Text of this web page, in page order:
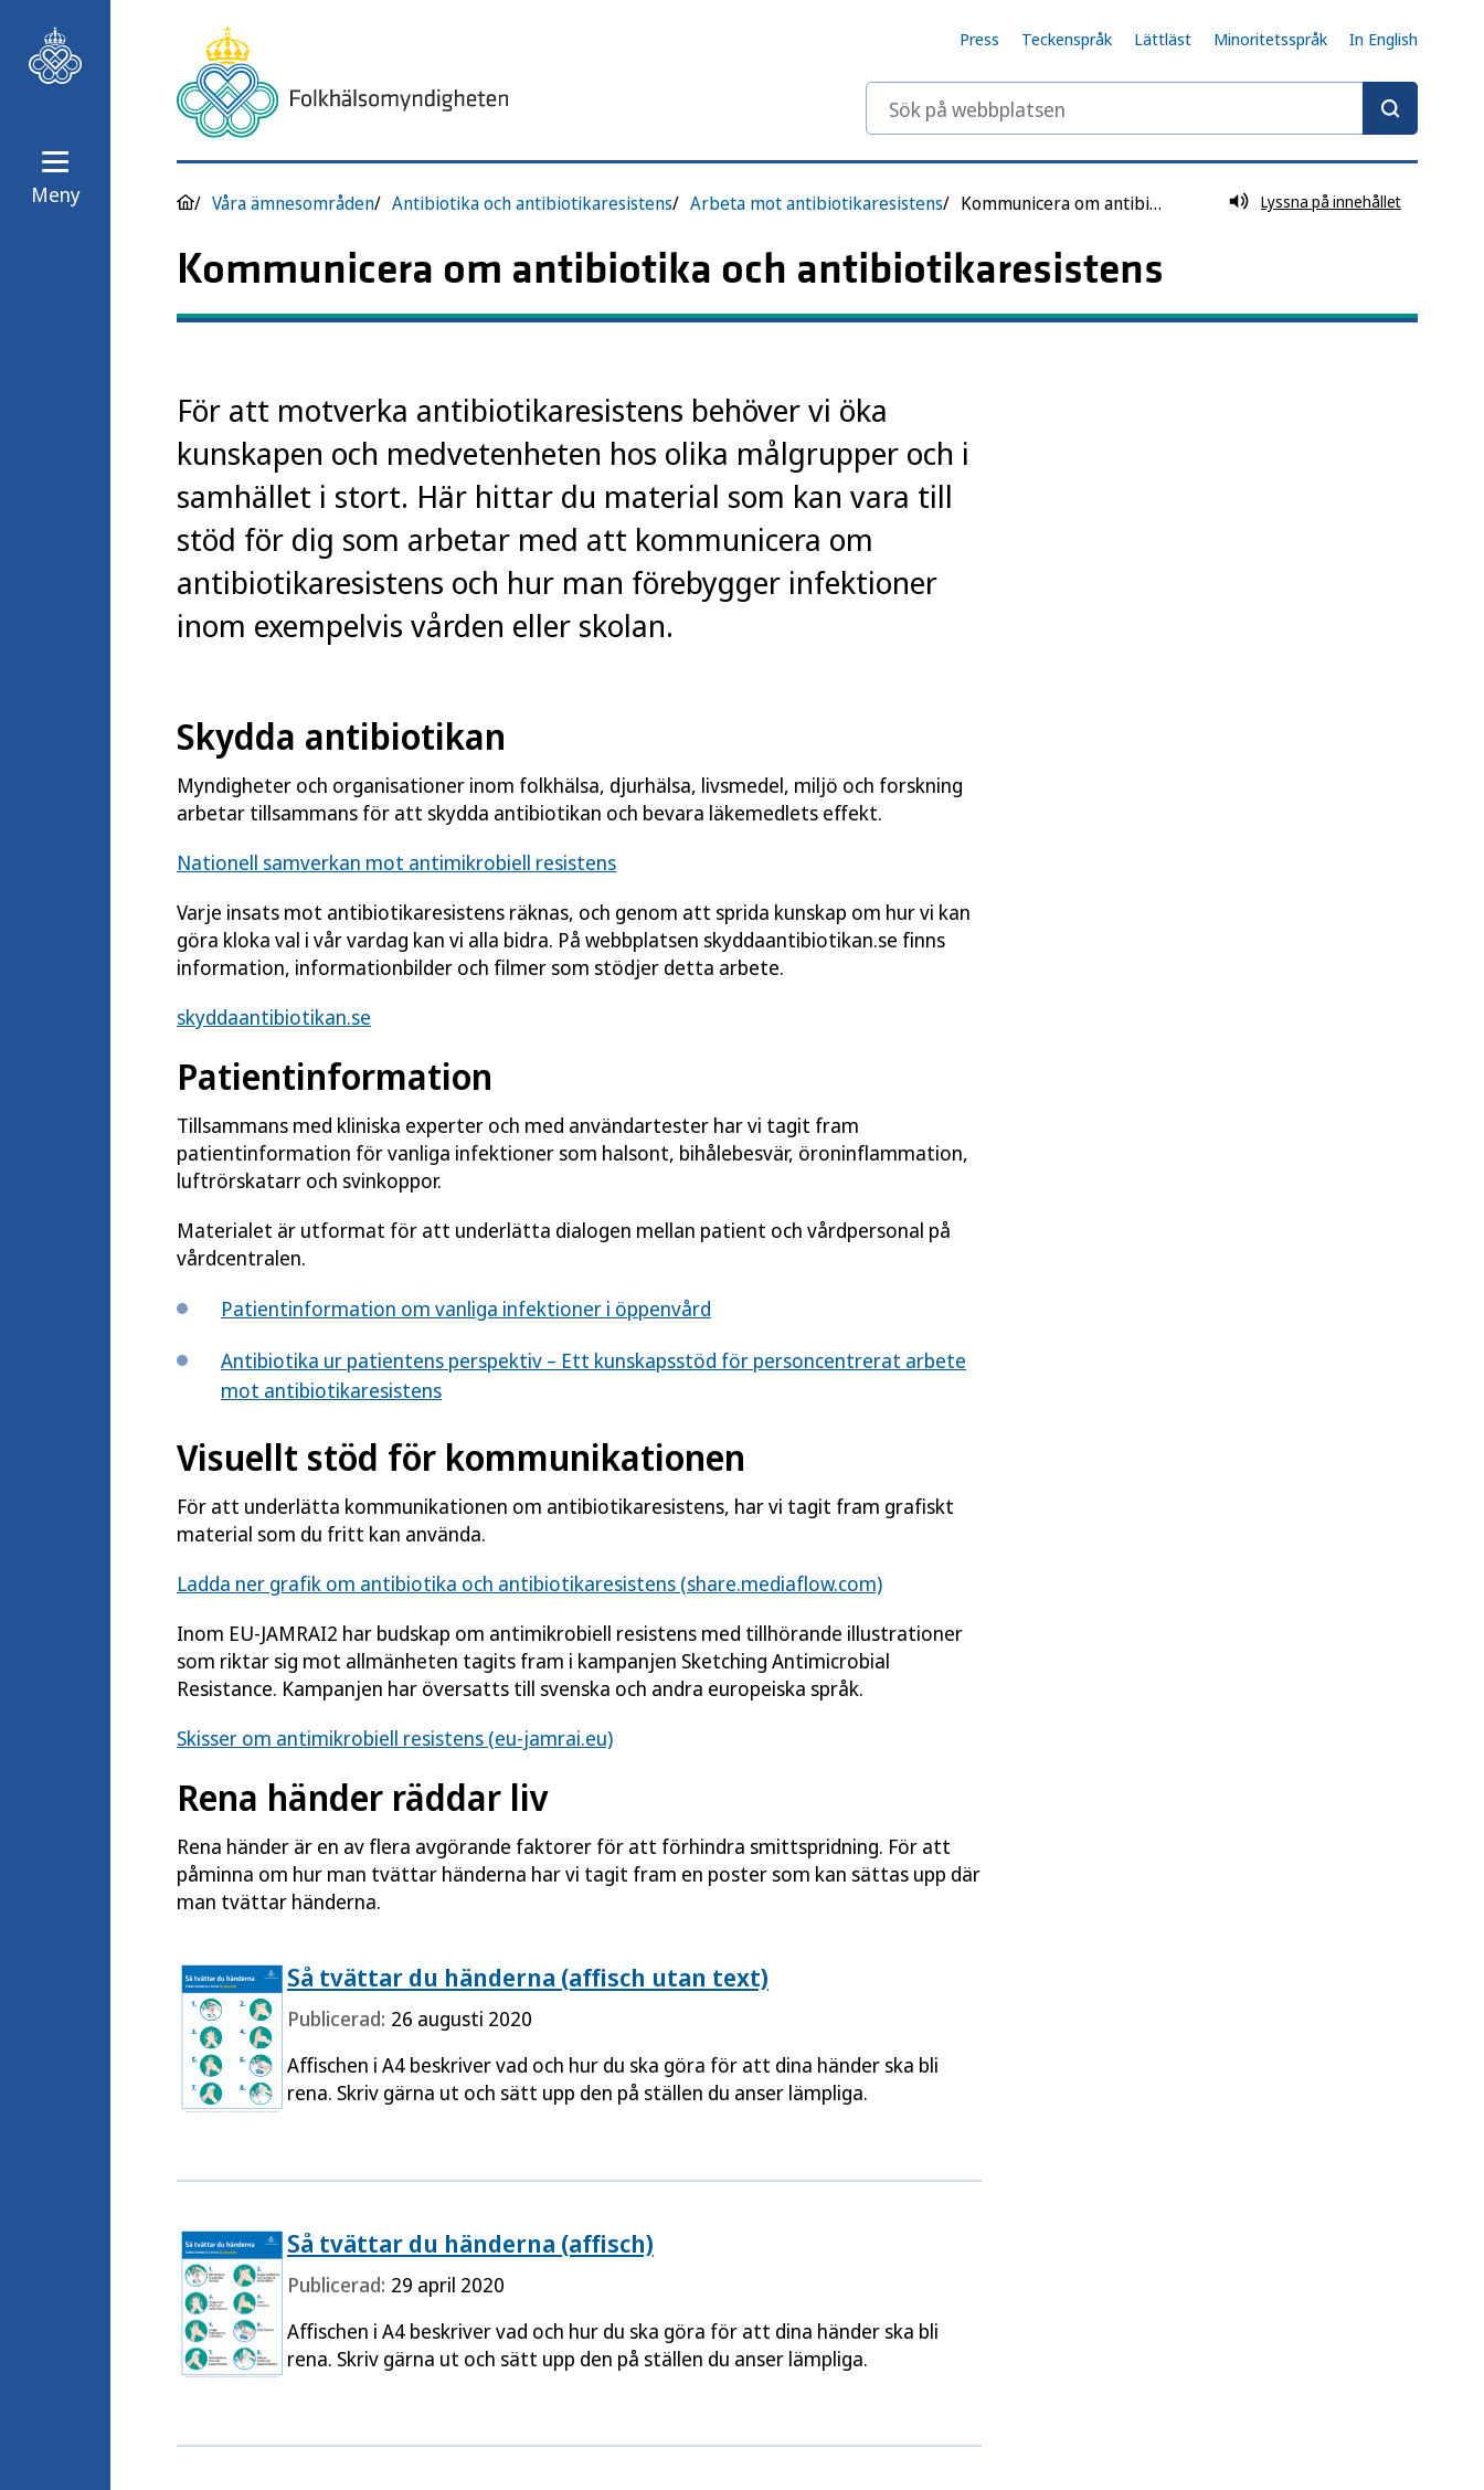
Meny
Press Teckenspråk Lättläst Minoritetsspråk In English
Sök på webbplatsen
Våra ämnesområden Antibiotika och antibiotikaresistens Arbeta mot antibiotikaresistens Kommunicera om antibiotikaresistens Lyssna på innehållet
Kommunicera om antibiotika och antibiotikaresistens
För att motverka antibiotikaresistens behöver vi öka
kunskapen och medvetenheten hos olika målgrupper och i
samhället i stort. Här hittar du material som kan vara till
stöd för dig som arbetar med att kommunicera om
antibiotikaresistens och hur man förebygger infektioner
inom exempelvis vården eller skolan.
Skydda antibiotikan
Myndigheter och organisationer inom folkhälsa, djurhälsa, livsmedel, miljö och forskning
arbetar tillsammans för att skydda antibiotikan och bevara läkemedlets effekt.
Nationell samverkan mot antimikrobiell resistens
Varje insats mot antibiotikaresistens räknas, och genom att sprida kunskap om hur vi kan
göra kloka val i vår vardag kan vi alla bidra. På webbplatsen skyddaantibiotikan.se finns
information, informationbilder och filmer som stödjer detta arbete.
skyddaantibiotikan.se
Patientinformation
Tillsammans med kliniska experter och med användartester har vi tagit fram
patientinformation för vanliga infektioner som halsont, bihålebesvär, öroninflammation,
luftrörskatarr och svinkoppor.
Materialet är utformat för att underlätta dialogen mellan patient och vårdpersonal på
vårdcentralen.
Patientinformation om vanliga infektioner i öppenvård
Antibiotika ur patientens perspektiv – Ett kunskapsstöd för personcentrerat arbete
mot antibiotikaresistens
Visuellt stöd för kommunikationen
För att underlätta kommunikationen om antibiotikaresistens, har vi tagit fram grafiskt
material som du fritt kan använda.
Ladda ner grafik om antibiotika och antibiotikaresistens (share.mediaflow.com)
Inom EU-JAMRAI2 har budskap om antimikrobiell resistens med tillhörande illustrationer
som riktar sig mot allmänheten tagits fram i kampanjen Sketching Antimicrobial
Resistance. Kampanjen har översatts till svenska och andra europeiska språk.
Skisser om antimikrobiell resistens (eu-jamrai.eu)
Rena händer räddar liv
Rena händer är en av flera avgörande faktorer för att förhindra smittspridning. För att
påminna om hur man tvättar händerna har vi tagit fram en poster som kan sättas upp där
man tvättar händerna.
Så tvättar du händerna (affisch utan text)
Publicerad: 26 augusti 2020
Affischen i A4 beskriver vad och hur du ska göra för att dina händer ska bli
rena. Skriv gärna ut och sätt upp den på ställen du anser lämpliga.
Så tvättar du händerna (affisch)
Publicerad: 29 april 2020
Affischen i A4 beskriver vad och hur du ska göra för att dina händer ska bli
rena. Skriv gärna ut och sätt upp den på ställen du anser lämpliga.